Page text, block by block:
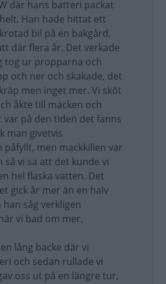
där hans batteri packat
Han hade hittat ett
bil på en bakgård,
där flera år. Det verkade
tog ur propparna och
och ner och skakade, det
men inget mer. Vi sköt
åkte till macken och
var på den tiden det fanns
man givetvis
men mackkillen var
så vi sa att det kunde vi
hel flaska vatten. Det
gick år mer än en halv
såg verkligen
vi bad om mer.
lång backe där vi
och sedan rullade vi
oss ut på en längre tur,